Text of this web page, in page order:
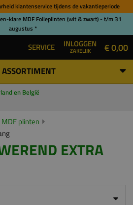
klantenservice tijdens de vakantieperiode
klare MDF Folieplinten (wit & zwart) - t/m 31
augustus *
SERVICE INLOGGEN
ZAKELIJK € 0,00
en België
MDF plinten
EXTRA